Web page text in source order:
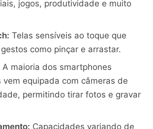
jogos, produtividade e muito
Telas sensíveis ao toque que
como pinçar e arrastar.
A maioria dos smartphones
vem equipada com câmeras de
permitindo tirar fotos e gravar
Capacidades variando de